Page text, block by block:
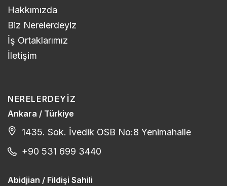
Hakkımızda
Biz Nerelerdeyiz
İş Ortaklarımız
İletişim
NERELERDEYIZ
Ankara / Türkiye
1435. Sok. İvedik OSB No:8 Yenimahalle
+90 531 699 3440
Abidjian / Fildişi Sahili